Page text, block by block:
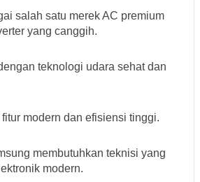
salah satu merek AC premium
yang canggih.
teknologi udara sehat dan
modern dan efisiensi tinggi.
membutuhkan teknisi yang
modern.